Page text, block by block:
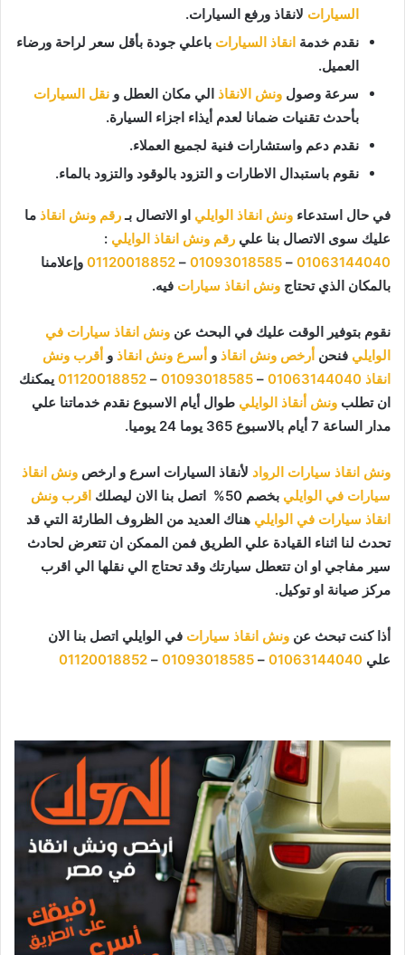
السيارات لانقاذ ورفع السيارات.
نقدم خدمة انقاذ السيارات باعلي جودة بأقل سعر لراحة ورضاء
العميل.
سرعة وصول ونش الانقاذ الي مكان العطل و نقل السيارات
بأحدث تقنيات ضمانا لعدم أيذاء اجزاء السيارة.
نقدم دعم واستشارات فنية لجميع العملاء.
نقوم باستبدال الاطارات و التزود بالوقود والتزود بالماء.
في حال استدعاء ونش انقاذ الوايلي او الاتصال بـرقم ونش انقاذ ما
عليك سوى الاتصال بنا علي رقم ونش انقاذ الوايلي :
01063144040
–
01093018585
–
01120018852 وإعلامنا
بالمكان الذي تحتاج ونش انقاذ سيارات فيه.
نقوم بتوفير الوقت عليك في البحث عن ونش انقاذ سيارات في
الوايلي فنحن أرخص ونش انقاذ و أسرع ونش انقاذ و أقرب ونش
انقاذ 01063144040
–
01093018585
–
01120018852 يمكنك
ان تطلب ونش أنقاذ الوايلي طوال أيام الاسبوع نقدم خدماتنا علي
مدار الساعة 7 أيام بالاسبوع 365 يوما 24 يوميا.
ونش انقاذ سيارات الرواد لأنقاذ السيارات اسرع و ارخص ونش انقاذ
سيارات في الوايلي بخصم 50% اتصل بنا الان ليصلك
اقرب ونش
انقاذ سيارات في الوايلي هناك العديد من الظروف الطارئة التي قد
تحدث لنا اثناء القيادة علي الطريق فمن الممكن ان تتعرض لحادث
سير مفاجي او ان تتعطل سيارتك وقد تحتاج الي نقلها الي اقرب
مركز صيانة او توكيل.
أذا كنت تبحث عن ونش انقاذ سيارات في الوايلي اتصل بنا الان
علي 01063144040
–
01093018585
–
01120018852